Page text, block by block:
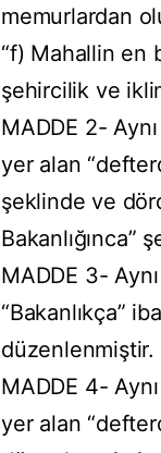
memurlardan
“f) Mahallin en
şehircilik ve
MADDE 2-
yer alan
şeklinde ve
Bakanlığınca”
MADDE 3-
“Bakanlıkça”
düzenlenmiştir.
MADDE 4-
yer alan